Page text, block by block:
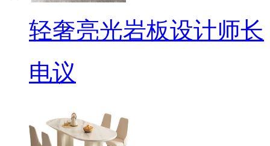
轻奢亮光岩板设计师长
电议